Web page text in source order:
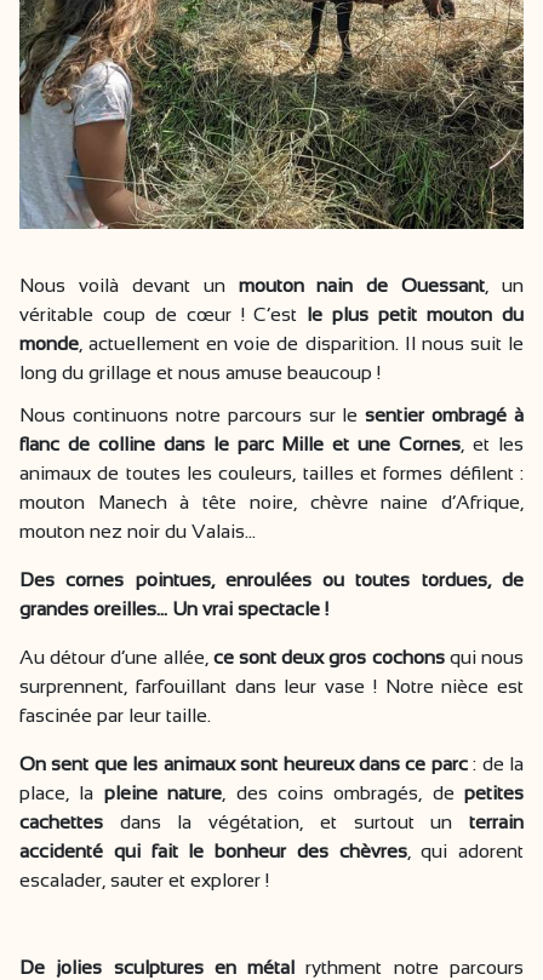
Nous voilà devant un mouton nain de Ouessant , un
véritable coup de cœur ! C’est le plus petit mouton du
monde , actuellement en voie de disparition. Il nous suit le
long du grillage et nous amuse beaucoup !
Nous continuons notre parcours sur lesentier ombragé à
flanc de colline dans le parc Mille et une Cornes , et les
animaux de toutes les couleurs, tailles et formes défilent :
mouton Manech à tête noire, chèvre naine d’Afrique,
mouton nez noir du Valais…
Des cornes pointues, enroulées ou toutes tordues, de
grandes oreilles… Un vrai spectacle !
Au détour d’une allée, ce sont deux gros cochons qui nous
surprennent, farfouillant dans leur vase ! Notre nièce est
fascinée par leur taille.
On sent que les animaux sont heureux dans ce parc: de la
place, la pleine nature , des coins ombragés, de petites
cachettes dans la végétation, et surtout un terrain
accidenté qui fait le bonheur des chèvres, qui adorent
escalader, sauter et explorer !
De jolies sculptures en métalrythment notre parcours